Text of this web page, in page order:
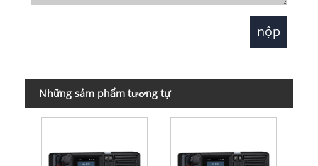
Những sảm phẩm tương tự